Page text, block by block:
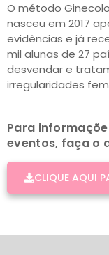
O método
nasceu em 2017
evidências e já
mil alunas de 27
desvendar e
irregularidades
Para
eventos, faça o
CLIQUE AQUI